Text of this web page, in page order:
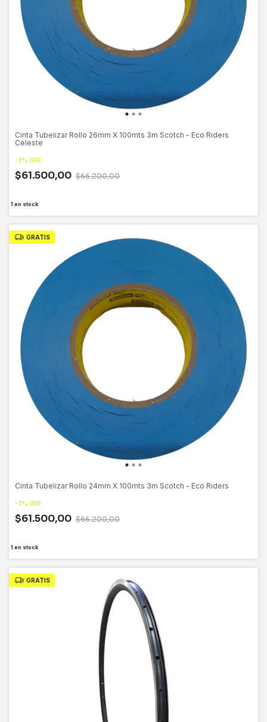
Cinta Tubelizar Rollo 26mm X 100mts 3m Scotch - Eco Riders
Celeste
-7% OFF
$61.500,00 $66.200,00
1 en stock
GRATIS
Cinta Tubelizar Rollo 24mm X 100mts 3m Scotch - Eco Riders
-7% OFF
$61.500,00 $66.200,00
1 en stock
GRATIS